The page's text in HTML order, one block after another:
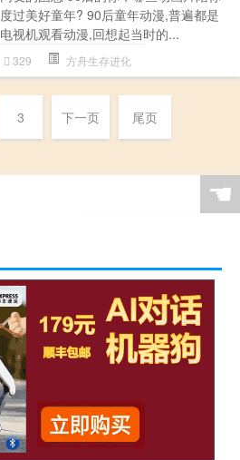
度过美好童年? 90后童年动漫,普遍都是
电视机观看动漫,回想起当时的...
329 方舟生存进化
3 下一页 尾页
☚